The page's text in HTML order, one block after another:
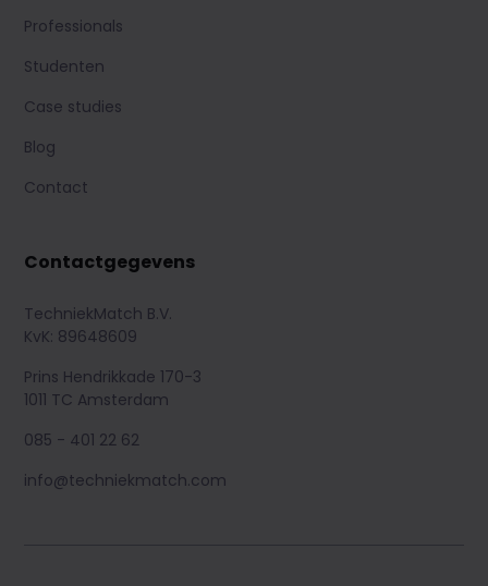
Professionals
Studenten
Case studies
Blog
Contact
Contactgegevens
TechniekMatch B.V.
KvK: 89648609
Prins Hendrikkade 170-3
1011 TC Amsterdam
085 - 401 22 62
info@techniekmatch.com